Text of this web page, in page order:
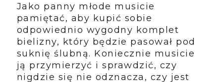
Jako panny młode musicie
pamiętać, aby kupić sobie
odpowiednio wygodny komplet
bielizny, który będzie pasował pod
suknię ślubną. Koniecznie musicie
ją przymierzyć i sprawdzić, czy
nigdzie się nie odznacza, czy jest